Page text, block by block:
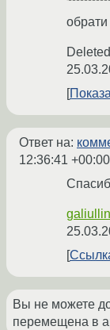
Deleted
Ответ на:
12:36:41 +00:00
Вы не можете
перемещена в